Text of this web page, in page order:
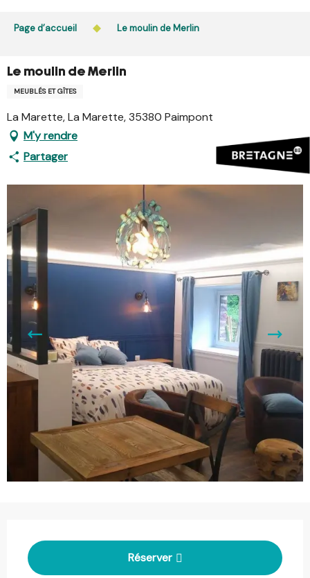
est interdit chaque jour de 21h à 5h en Ille-et-Vilaine et
Page d’accueil Le moulin de Merlin
Le moulin de Merlin
MEUBLÉS ET GÎTES
La Marette, La Marette, 35380 Paimpont
M'y rendre
Partager
Réserver